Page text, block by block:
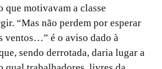
motivavam a classe
“Mas não perdem por esperar
ventos…” é o aviso dado à
sendo derrotada, daria lugar a